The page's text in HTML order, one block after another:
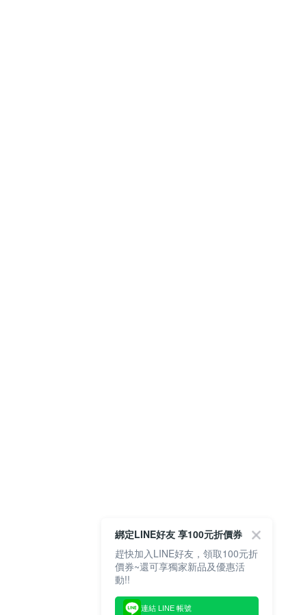
綁定LINE好友 享100元折價券
趕快加入LINE好友，領取100元折
價券~還可享獨家新品及優惠活
動!!
連結 LINE 帳號